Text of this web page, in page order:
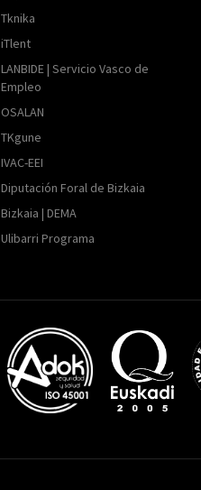
Tknika
iTlent
LANBIDE | Servicio Vasco de
Empleo
OSALAN
TKgune
IVAC-EEI
Diputación Foral de Bizkaia
Bizkaia | DEMA
Ulibarri Programa